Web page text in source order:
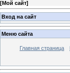
[Мой сайт]
Вход на сайт
Меню сайта
Главная страница